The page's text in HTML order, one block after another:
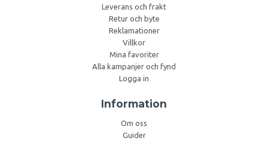
Leverans och frakt
Retur och byte
Reklamationer
Villkor
Mina favoriter
Alla kampanjer och fynd
Logga in
Information
Om oss
Guider